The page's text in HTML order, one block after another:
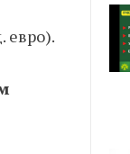
евро).